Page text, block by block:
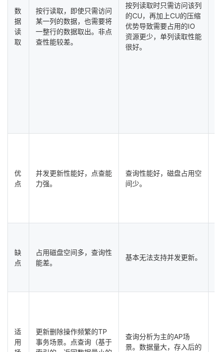
数
据
读
取
按行读取，即使只需访问
某一列的数据，也需要将
一整行的数据取出。非点
查性能较差。
按列读取时只需访问该列
的CU，再加上CU的压缩
优势导致需要占用的IO
资源更少，单列读取性能
很好。
优
点
并发更新性能好，点查能
力强。
查询性能好，磁盘占用空
间少。
缺
点
占用磁盘空间多，查询性
能差。
基本无法支持并发更新。
适
用
更新删除操作频繁的TP
事务场景。点查询（基于
查询分析为主的AP场
景。数据量大，存入后的